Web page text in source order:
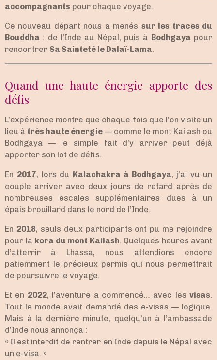
accompagnants pour chaque voyage.
Ce nouveau départ nous a menés sur les traces du
Bouddha : de l’Inde au Népal, puis à Bodhgaya pour
rencontrer Sa Sainteté le Dalaï-Lama.
Quand une haute énergie apporte des
défis
L’expérience montre que chaque fois que l’on visite un
lieu à très haute énergie — comme le mont Kailash ou
Bodhgaya — le simple fait d’y arriver peut déjà
apporter son lot de défis.
En 2017, lors du Kalachakra à Bodhgaya, j’ai vu un
couple arriver avec deux jours de retard après de
nombreuses escales supplémentaires dues à un
épais brouillard dans le nord de l’Inde.
En 2018, seuls deux participants ont pu me rejoindre
pour la kora du mont Kailash. Quelques heures avant
d’atterrir à Lhassa, nous attendions encore
patiemment le précieux permis qui nous permettrait
de poursuivre le voyage.
Et en 2022, l’aventure a commencé… avec les visas.
Tout le monde avait demandé des e-visas — logique.
Mais à la dernière minute, quelqu’un à l’ambassade
d’Inde nous annonça :
« Il est interdit de rentrer en Inde depuis le Népal avec
un e-visa. »